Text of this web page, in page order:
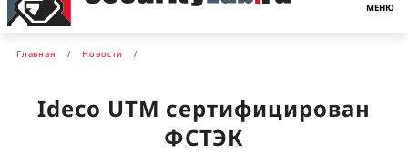
МЕНЮ
Главная Новости
Ideco UTM сертифицирован
ФСТЭК